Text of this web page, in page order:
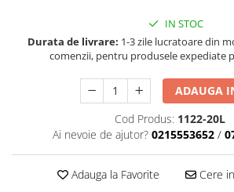
■ Filtre ulei
■ Filtre aer
■ Filtre combustibil
■ Filtre hidraulice
■ Filtre uscator
■ Filtre aditivi
IN STOC
Durata de livrare: 1-3 zile lucratoare din
comenzii, pentru produsele expediate
ADAUGA
Cod Produs: 1122-20L
Ai nevoie de ajutor? 0215553652 /
Adauga la Favorite Cere